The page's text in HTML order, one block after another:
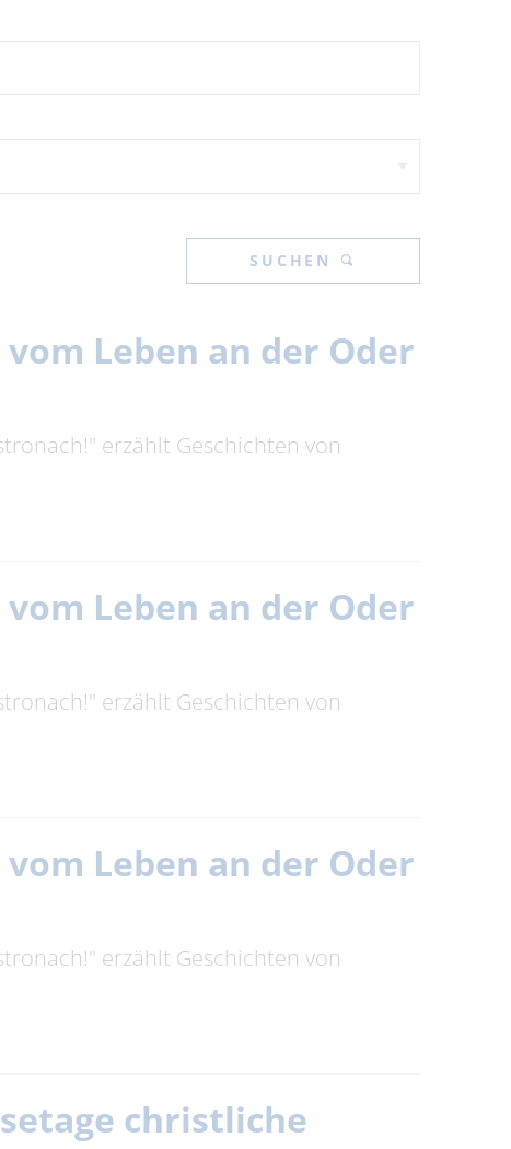
SUCHEN
Leben an der Oder
erzählt Geschichten von
Leben an der Oder
erzählt Geschichten von
Leben an der Oder
erzählt Geschichten von
christliche